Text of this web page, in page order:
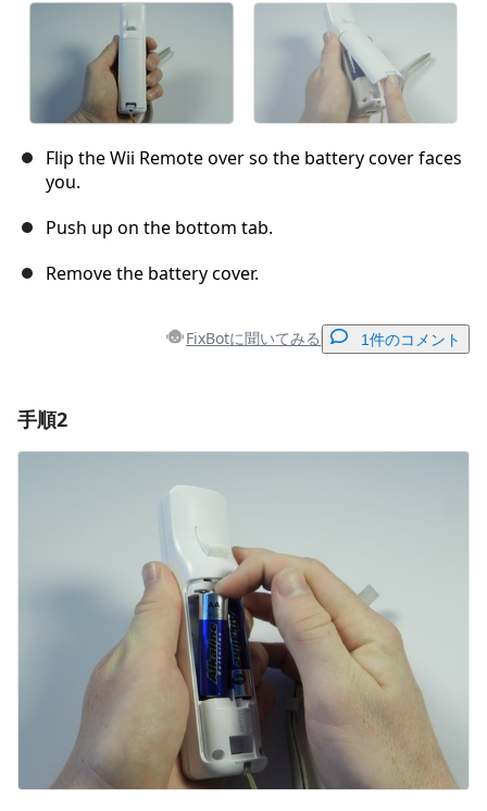
Flip the Wii Remote over so the battery cover faces
you.
Push up on the bottom tab.
Remove the battery cover.
FixBotに聞いてみる 1件のコメント
キャンセル コメントを投稿
手順2